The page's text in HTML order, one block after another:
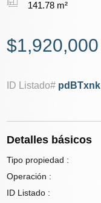
141.78 m²
$1,920,000
ID Listado# pdBTxnk
Detalles básicos
Tipo propiedad :
Operación :
ID Listado :